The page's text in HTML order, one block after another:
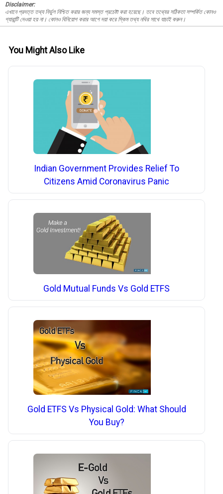
Disclaimer:
এখানে প্রদত্ত তথ্য নির্ভুল নিশ্চিত করার জন্য সমস্ত প্রচেষ্টা করা হয়েছে। তবে তথ্যের সঠিকতা সম্পর্কিত কোনও
গ্যারান্টি দেওয়া হয় না। কোনও বিনিয়োগ করার আগে দয়া করে স্কিম তথ্য নথির সাথে যাচাই করুন।
You Might Also Like
Indian Government Provides Relief To
Citizens Amid Coronavirus Panic
Gold Mutual Funds Vs Gold ETFS
Gold ETFS Vs Physical Gold: What Should
You Buy?